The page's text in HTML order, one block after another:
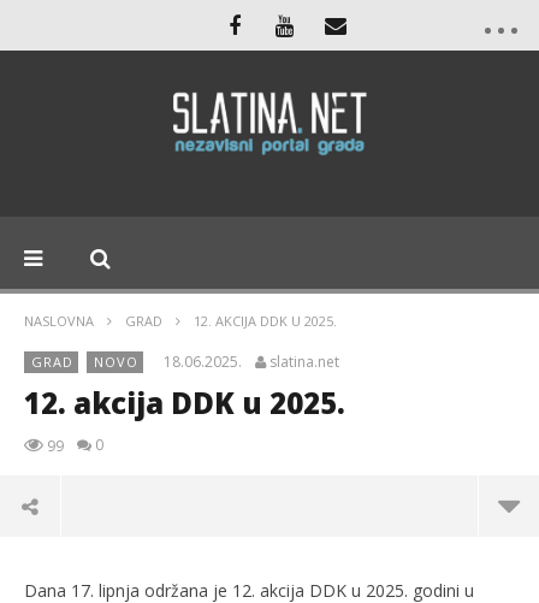
NASLOVNA GRAD 12. AKCIJA DDK U 2025.
GRAD NOVO 18.06.2025. slatina.net
12. akcija DDK u 2025.
99 0
Dana 17. lipnja održana je 12. akcija DDK u 2025. godini u